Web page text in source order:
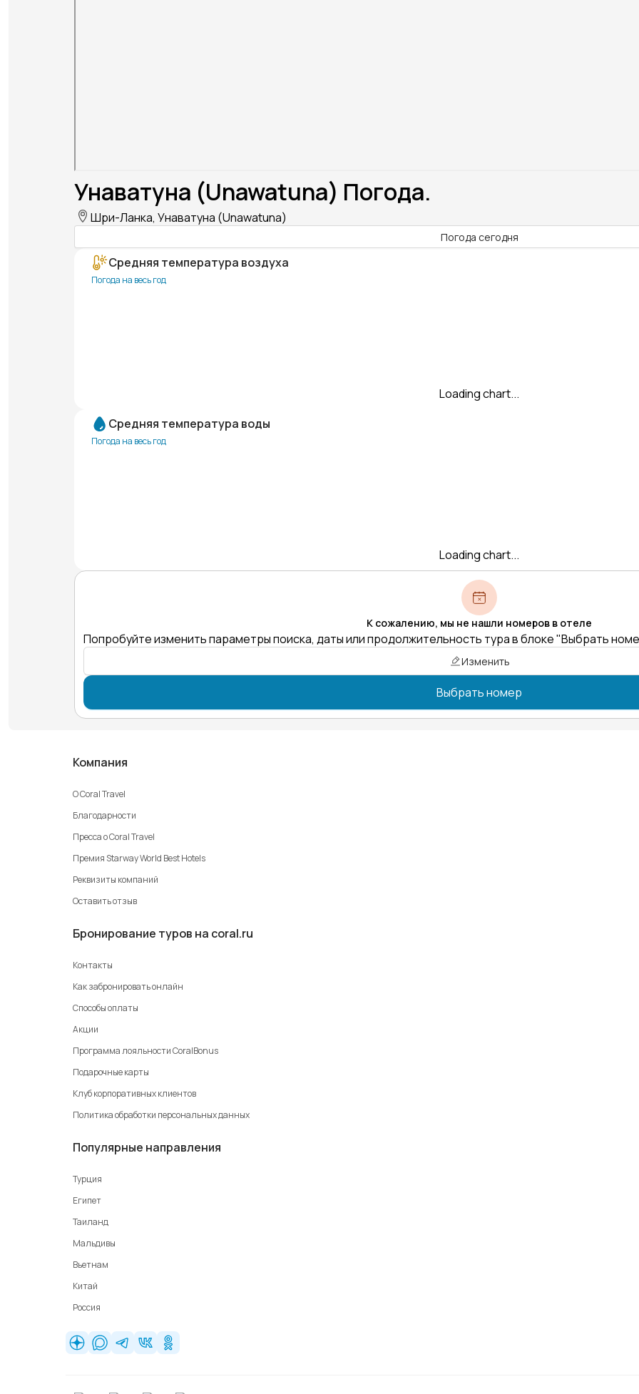
Унаватуна (Unawatuna) Погода.
Шри-Ланка, Унаватуна (Unawatuna)
Погода сегодня
Средняя температура воздуха
Погода на весь год
Loading chart...
Средняя температура воды
Погода на весь год
Loading chart...
К сожалению, мы не нашли номеров в отеле
Попробуйте изменить параметры поиска, даты или продолжительность тура в блоке "Выбрать
Изменить
Выбрать номер
Компания
О Coral Travel
Благодарности
Пресса о Coral Travel
Премия Starway World Best Hotels
Реквизиты компаний
Оставить отзыв
Бронирование туров на coral.ru
Контакты
Как забронировать онлайн
Способы оплаты
Акции
Программа лояльности CoralBonus
Подарочные карты
Клуб корпоративных клиентов
Политика обработки персональных данных
Популярные направления
Турция
Египет
Таиланд
Мальдивы
Вьетнам
Китай
Россия